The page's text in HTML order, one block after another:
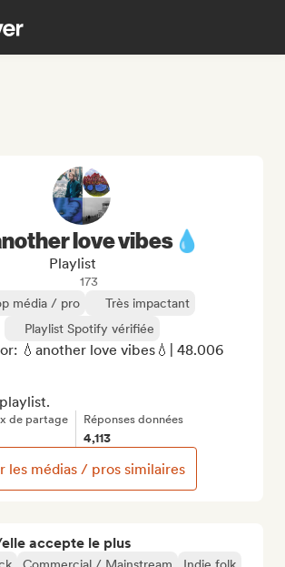
accepte le plus
love vibes💧
Playlist
173
média / pro
Très impactant
Playlist Spotify vérifiée
💧another love vibes💧| 48.006
de partage Réponses données
4,113
les médias / pros similaires